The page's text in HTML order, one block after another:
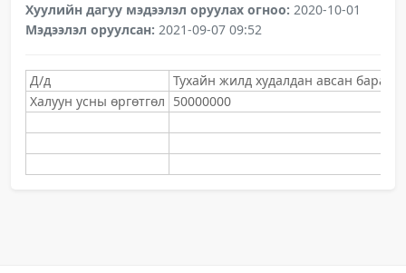
Хуулийн дагуу мэдээлэл оруулах огноо: 2020-10-01
Мэдээлэл оруулсан: 2021-09-07 09:52
Д/д
Тухайн жилд худалдан авсан бараа,
Халуун усны өргөтгөл 50000000